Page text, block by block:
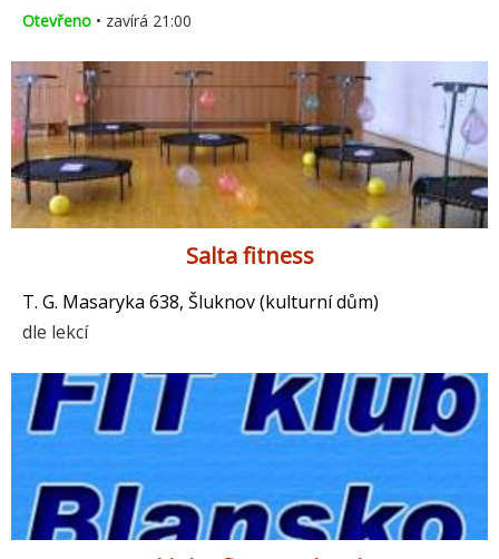
Otevřeno • zavírá 21:00
Salta fitness
T. G. Masaryka 638, Šluknov (kulturní dům)
dle lekcí